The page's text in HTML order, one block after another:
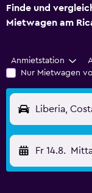
Finde und
Mietwagen am
Anmietstation
Nur Mietwagen
Liberia,
Fr 14.8.